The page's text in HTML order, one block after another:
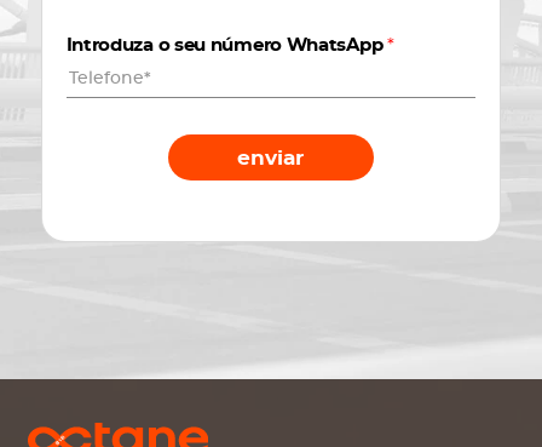
Introduza o seu número WhatsApp *
enviar